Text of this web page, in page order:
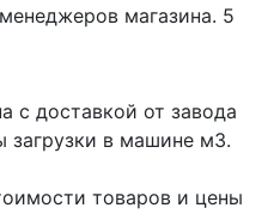
магазина. 5
с доставкой от завода
в машине м3.
товаров и цены